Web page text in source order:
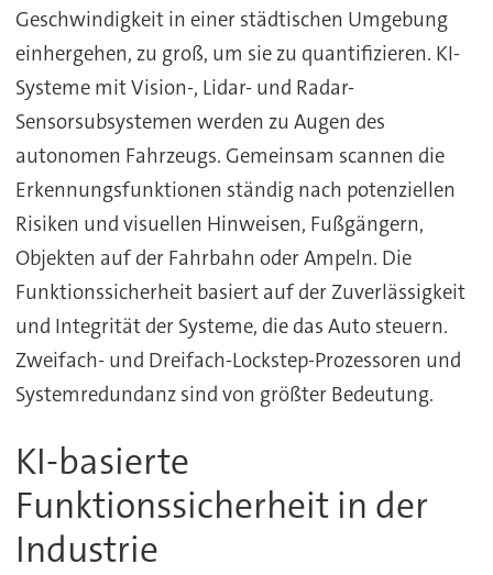
Geschwindigkeit in einer städtischen Umgebung
einhergehen, zu groß, um sie zu quantifizieren. KI-
Systeme mit Vision-, Lidar- und Radar-
Sensorsubsystemen werden zu Augen des
autonomen Fahrzeugs. Gemeinsam scannen die
Erkennungsfunktionen ständig nach potenziellen
Risiken und visuellen Hinweisen, Fußgängern,
Objekten auf der Fahrbahn oder Ampeln. Die
Funktionssicherheit basiert auf der Zuverlässigkeit
und Integrität der Systeme, die das Auto steuern.
Zweifach- und Dreifach-Lockstep-Prozessoren und
Systemredundanz sind von größter Bedeutung.
KI-basierte
Funktionssicherheit in der
Industrie